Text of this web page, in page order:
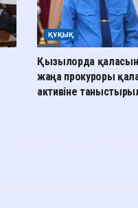
ҚҰҚЫҚ
Қызылорда
жаңа прокуроры
активіне